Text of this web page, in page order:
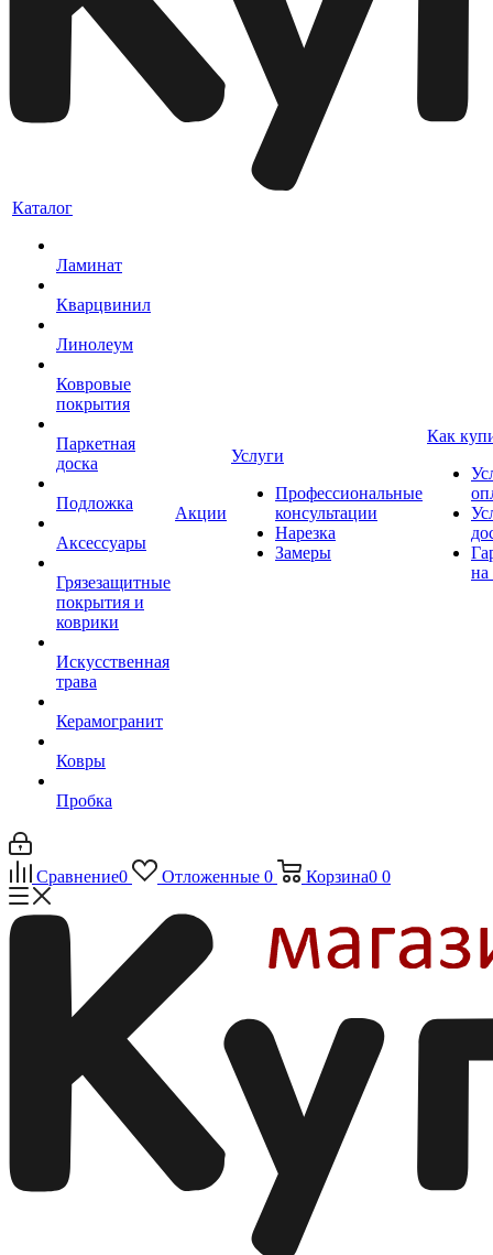
Каталог
Ламинат
Кварцвинил
Линолеум
Ковровые
покрытия
Паркетная
доска
Подложка
Аксессуары
Грязезащитные
покрытия и
коврики
Искусственная
трава
Керамогранит
Ковры
Пробка
Акции
Услуги
Профессиональные
консультации
Нарезка
Замеры
Как
на
Сравнение0 Отложенные 0 Корзина0 0